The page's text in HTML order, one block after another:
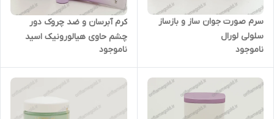
سرم صورت جوان ساز و بازساز
سلولی لورال
ناموجود
کرم آبرسان و ضد چروک دور
چشم حاوی هیالورونیک اسید
لورال هیالورون اکسپرت
ناموجود